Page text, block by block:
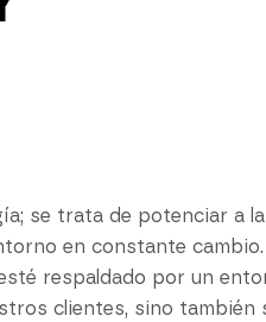
se trata de potenciar a
en constante
respaldado por un
clientes, sino también